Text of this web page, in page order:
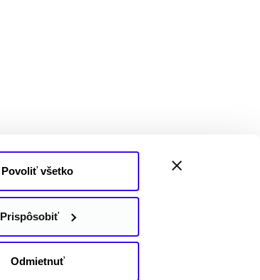
Povoliť všetko
Prispôsobiť
Odmietnuť